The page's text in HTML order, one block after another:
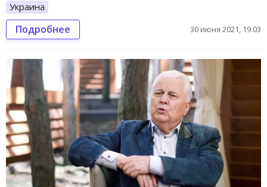
Украина
Подробнее 30 июня 2021, 19:03